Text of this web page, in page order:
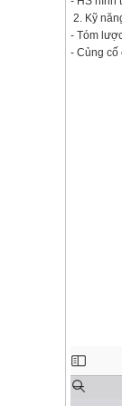
2. Kỹ
- Tóm
- Củng cố